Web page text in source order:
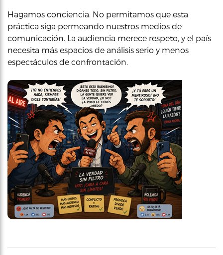
Hagamos conciencia. No permitamos que esta
práctica siga permeando nuestros medios de
comunicación. La audiencia merece respeto, y el país
necesita más espacios de análisis serio y menos
espectáculos de confrontación.